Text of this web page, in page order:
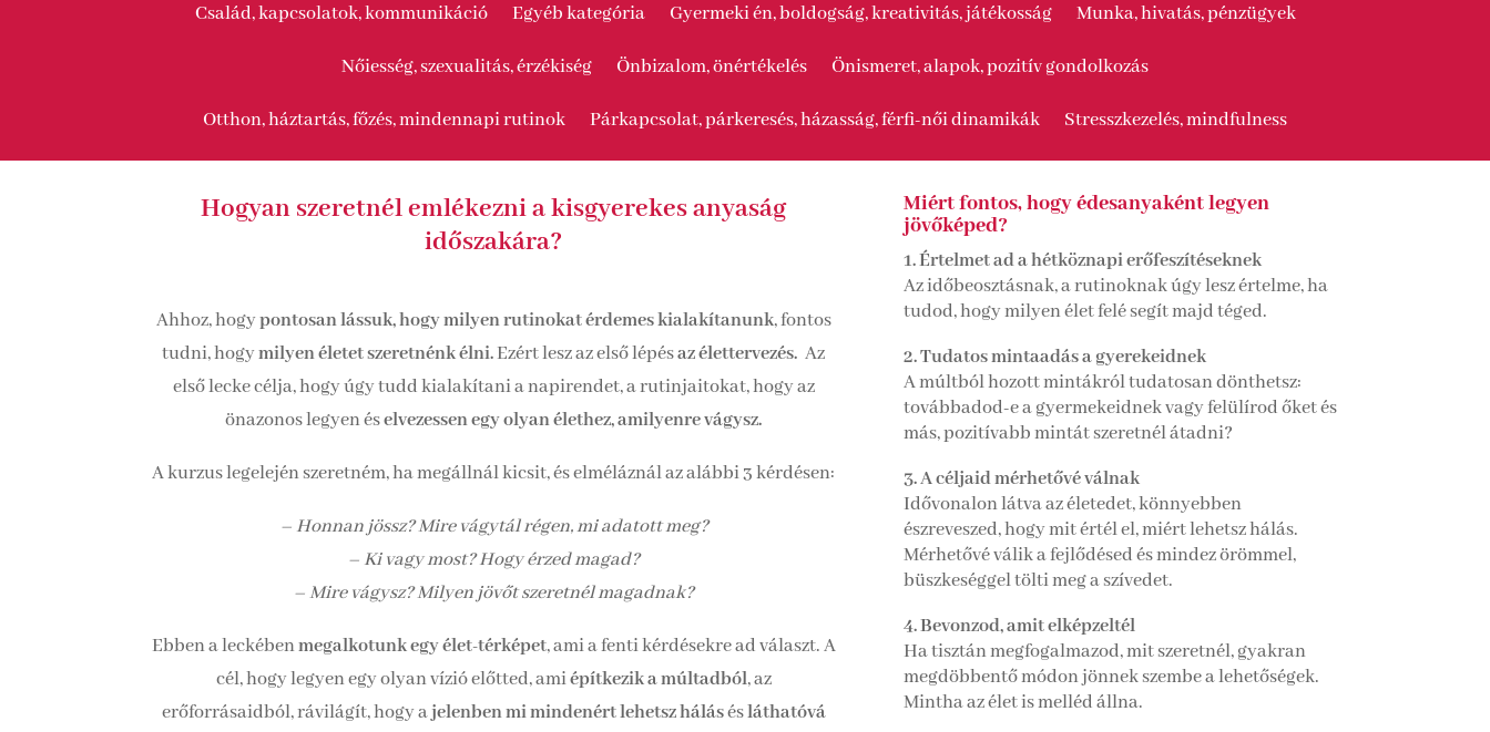
Család, kapcsolatok, kommunikáció Egyéb kategória Gyermeki én, boldogság, kreativitás, játékosság Munka, hivatás, pénzügyek
Nőiesség, szexualitás, érzékiség Önbizalom, önértékelés Önismeret, alapok, pozitív gondolkozás
Otthon, háztartás, főzés, mindennapi rutinok Párkapcsolat, párkeresés, házasság, férfi-női dinamikák Stresszkezelés, mindfulness
Hogyan szeretnél emlékezni a kisgyerekes anyaság
időszakára?
Ahhoz, hogypontosan lássuk, hogy milyen rutinokat érdemes kialakítanunk, fontos
tudni, hogymilyen életet szeretnénk élni.Ezért lesz az első lépésaz élettervezés.Az
első lecke célja, hogy úgy tudd kialakítani a napirendet, a rutinjaitokat, hogy az
önazonos legyen éselvezessen egy olyan élethez, amilyenre vágysz.
A kurzus legelején szeretném, ha megállnál kicsit, és elméláznál az alábbi 3 kérdésen:
– Honnan jössz? Mire vágytál régen, mi adatott meg?
– Ki vagy most? Hogy érzed magad?
– Mire vágysz? Milyen jövőt szeretnél magadnak?
Ebben a leckébenmegalkotunk egy élet-térképet, ami a fenti kérdésekre ad választ. A
cél, hogy legyen egy olyan vízió előtted, amiépítkezik a múltadból, az
erőforrásaidból, rávilágít, hogy ajelenben mi mindenért lehetsz hálásésláthatóvá
Miért fontos, hogy édesanyaként legyen
jövőképed?
1. Értelmet ad a hétköznapi erőfeszítéseknek
Az időbeosztásnak, a rutinoknak úgy lesz értelme, ha
tudod, hogy milyen élet felé segít majd téged.
2. Tudatos mintaadás a gyerekeidnek
A múltból hozott mintákról tudatosan dönthetsz:
továbbadod-e a gyermekeidnek vagy felülírod őket és
más, pozitívabb mintát szeretnél átadni?
3. A céljaid mérhetővé válnak
Idővonalon látva az életedet, könnyebben
észreveszed, hogy mit értél el, miért lehetsz hálás.
Mérhetővé válik a fejlődésed és mindez örömmel,
büszkeséggel tölti meg a szívedet.
4. Bevonzod, amit elképzeltél
Ha tisztán megfogalmazod, mit szeretnél, gyakran
megdöbbentő módon jönnek szembe a lehetőségek.
Mintha az élet is melléd állna.